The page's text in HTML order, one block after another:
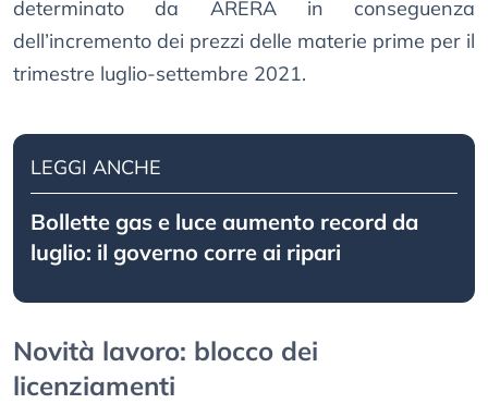
determinato da ARERA in conseguenza
dell’incremento dei prezzi delle materie prime per il
trimestre luglio-settembre 2021.
LEGGI ANCHE
Bollette gas e luce aumento record da
luglio: il governo corre ai ripari
Novità lavoro: blocco dei
licenziamenti